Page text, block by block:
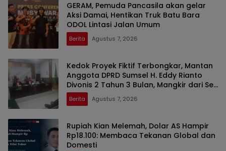
GERAM, Pemuda Pancasila akan gelar
Aksi Damai, Hentikan Truk Batu Bara
ODOL Lintasi Jalan Umum
Berita Agustus 7, 2026
Kedok Proyek Fiktif Terbongkar, Mantan
Anggota DPRD Sumsel H. Eddy Rianto
Divonis 2 Tahun 3 Bulan, Mangkir dari Sel
Nyatakan Banding
Berita Agustus 7, 2026
Rupiah Kian Melemah, Dolar AS Hampir
Rp18.100: Membaca Tekanan Global dan
Domesti